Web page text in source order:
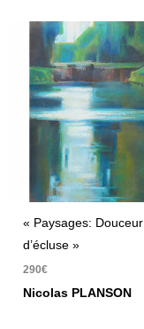
« Paysages: Douceur
d’écluse »
290€
Nicolas PLANSON